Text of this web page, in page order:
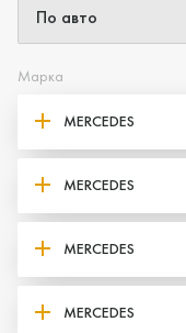
Да, верно
Марка
MERCEDES
MERCEDES
MERCEDES
MERCEDES